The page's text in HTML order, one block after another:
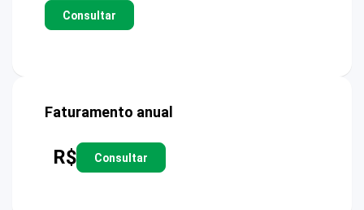
Consultar
Faturamento anual
R$ Consultar